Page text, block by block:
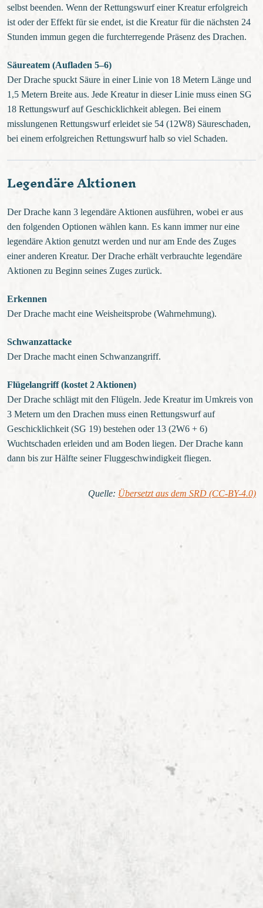
selbst beenden. Wenn der Rettungswurf einer Kreatur erfolgreich
ist oder der Effekt für sie endet, ist die Kreatur für die nächsten 24
Stunden immun gegen die furchterregende Präsenz des Drachen.
Säureatem (Aufladen 5–6)
Der Drache spuckt Säure in einer Linie von 18 Metern Länge und
1,5 Metern Breite aus. Jede Kreatur in dieser Linie muss einen SG
18 Rettungswurf auf Geschicklichkeit ablegen. Bei einem
misslungenen Rettungswurf erleidet sie 54 (12W8) Säureschaden,
bei einem erfolgreichen Rettungswurf halb so viel Schaden.
Legendäre Aktionen
Der Drache kann 3 legendäre Aktionen ausführen, wobei er aus
den folgenden Optionen wählen kann. Es kann immer nur eine
legendäre Aktion genutzt werden und nur am Ende des Zuges
einer anderen Kreatur. Der Drache erhält verbrauchte legendäre
Aktionen zu Beginn seines Zuges zurück.
Erkennen
Der Drache macht eine Weisheitsprobe (Wahrnehmung).
Schwanzattacke
Der Drache macht einen Schwanzangriff.
Flügelangriff (kostet 2 Aktionen)
Der Drache schlägt mit den Flügeln. Jede Kreatur im Umkreis von
3 Metern um den Drachen muss einen Rettungswurf auf
Geschicklichkeit (SG 19) bestehen oder 13 (2W6 + 6)
Wuchtschaden erleiden und am Boden liegen. Der Drache kann
dann bis zur Hälfte seiner Fluggeschwindigkeit fliegen.
Quelle: Übersetzt aus dem SRD (CC-BY-4.0)